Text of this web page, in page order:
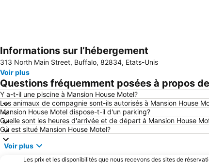
Informations sur l’hébergement
313 North Main Street, Buffalo, 82834, Etats-Unis
Voir plus
Questions fréquemment posées à propos
Y a-t-il une piscine à Mansion House Motel?
Les animaux de compagnie sont-ils autorisés à Mansion House
Mansion House Motel dispose-t-il d'un parking?
Quelle sont les heures d'arrivée et de départ à Mansion House
Où est situé Mansion House Motel?
Voir plus
Les prix et les disponibilités que nous recevons des sites de